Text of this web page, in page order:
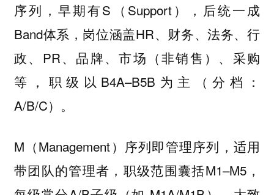
序列，早期有S（Support），后统一成
Band体系，岗位涵盖HR、财务、法务、行
政、PR、品牌、市场（非销售）、采购
等，职级以B4A–B5B为主（分档：
A/B/C）。
M（Management）序列即管理序列，适用
带团队的管理者，职级范围囊括M1–M5，